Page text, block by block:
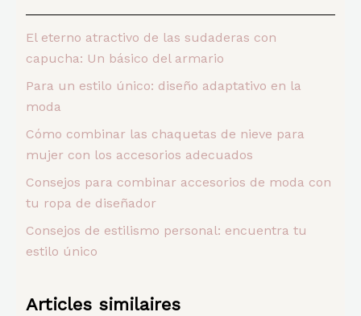
El eterno atractivo de las sudaderas con
capucha: Un básico del armario
Para un estilo único: diseño adaptativo en la
moda
Cómo combinar las chaquetas de nieve para
mujer con los accesorios adecuados
Consejos para combinar accesorios de moda con
tu ropa de diseñador
Consejos de estilismo personal: encuentra tu
estilo único
Articles similaires